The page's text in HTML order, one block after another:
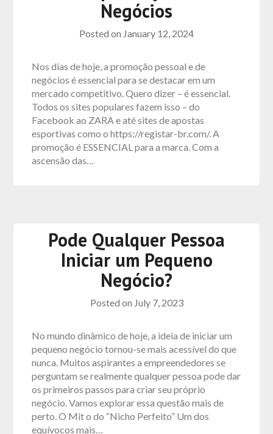
Negócios
Posted on January 12, 2024
Nos dias de hoje, a promoção pessoal e de
negócios é essencial para se destacar em um
mercado competitivo. Quero dizer – é essencial.
Todos os sites populares fazem isso – do
Facebook ao ZARA e até sites de apostas
esportivas como o https://registar-br.com/. A
promoção é ESSENCIAL para a marca. Com a
ascensão das…
Pode Qualquer Pessoa
Iniciar um Pequeno
Negócio?
Posted on July 7, 2023
No mundo dinâmico de hoje, a ideia de iniciar um
pequeno negócio tornou-se mais acessível do que
nunca. Muitos aspirantes a empreendedores se
perguntam se realmente qualquer pessoa pode dar
os primeiros passos para criar seu próprio
negócio. Vamos explorar essa questão mais de
perto. O Mit o do “Nicho Perfeito” Um dos
equívocos mais…